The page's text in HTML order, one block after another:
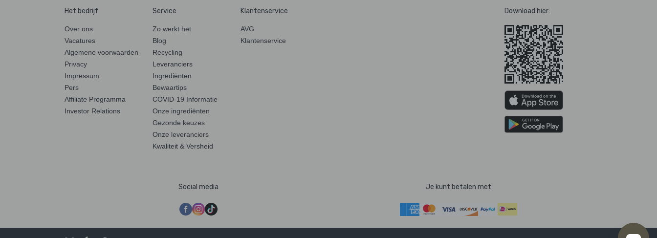
Het bedrijf
Over ons
Vacatures
Algemene voorwaarden
Privacy
Impressum
Pers
Affiliate Programma
Investor Relations
Service
Zo werkt het
Blog
Recycling
Leveranciers
Ingrediënten
Bewaartips
COVID-19 Informatie
Onze ingrediënten
Gezonde keuzes
Onze leveranciers
Kwaliteit & Versheid
Klantenservice
AVG
Klantenservice
Download hier:
Social media Je kunt betalen met